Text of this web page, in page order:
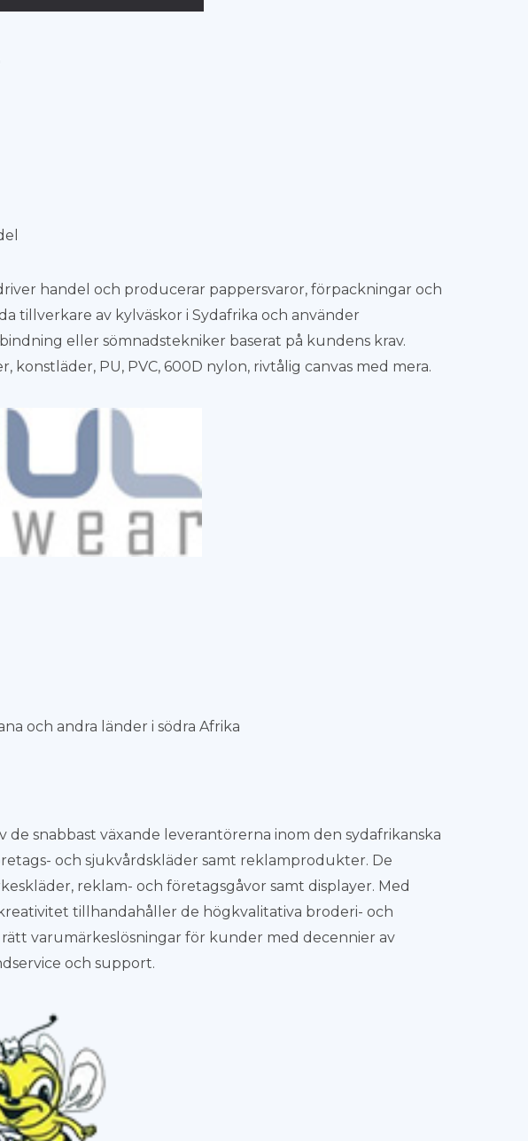
handel och producerar pappersvaror, förpackningar och
tillverkare av kylväskor i Sydafrika och använder
eller sömnadstekniker baserat på kundens krav.
konstläder, PU, PVC, 600D nylon, rivtålig canvas med mera.
och andra länder i södra Afrika
de snabbast växande leverantörerna inom den sydafrikanska
och sjukvårdskläder samt reklamprodukter. De
reklam- och företagsgåvor samt displayer. Med
tillhandahåller de högkvalitativa broderi- och
varumärkeslösningar för kunder med decennier av
och support.